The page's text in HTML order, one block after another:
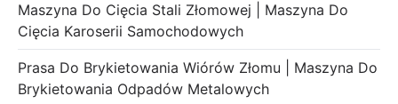
Maszyna Do Cięcia Stali Złomowej | Maszyna Do
Cięcia Karoserii Samochodowych
Prasa Do Brykietowania Wiórów Złomu | Maszyna Do
Brykietowania Odpadów Metalowych